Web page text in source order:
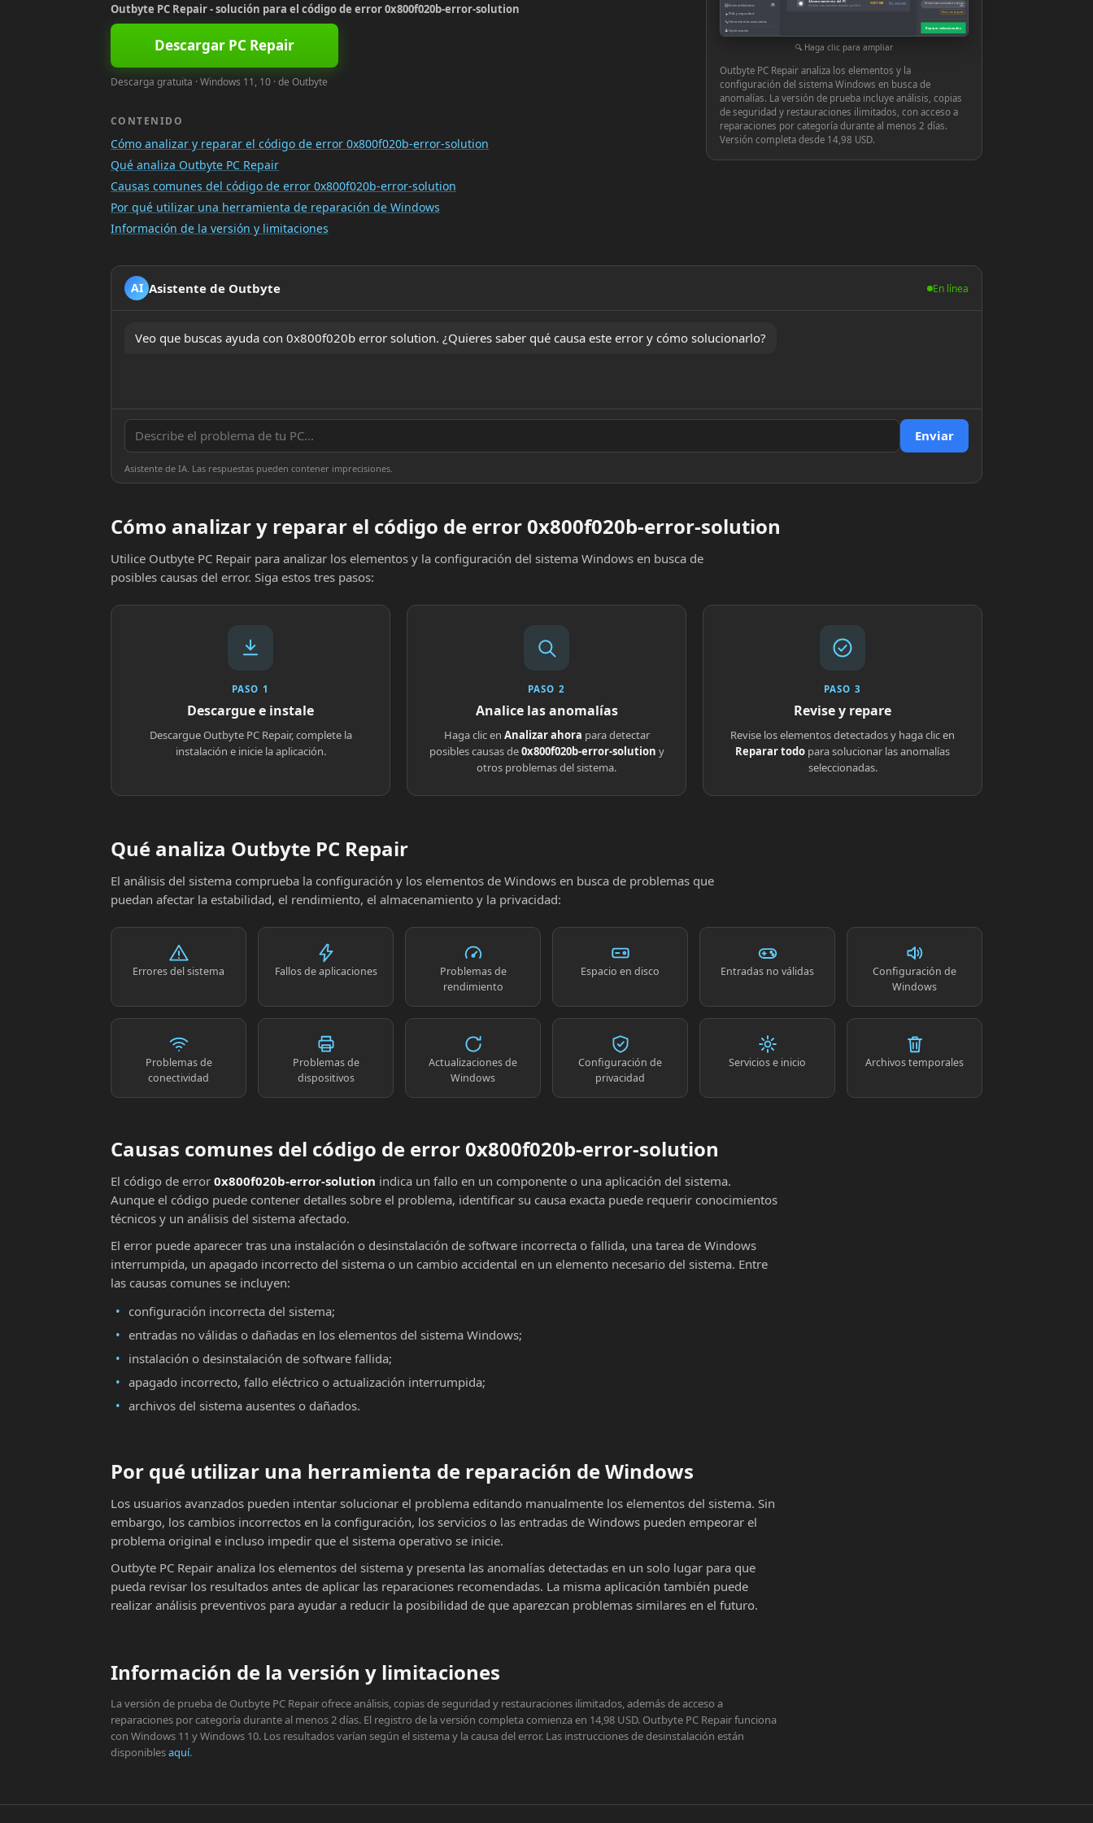
Outbyte PC Repair - solución para el código de error 0x800f020b-error-solution
Descargar PC Repair
Descarga gratuita · Windows 11, 10 · de Outbyte
CONTENIDO
Cómo analizar y reparar el código de error 0x800f020b-error-solution
Qué analiza Outbyte PC Repair
Causas comunes del código de error 0x800f020b-error-solution
Por qué utilizar una herramienta de reparación de Windows
Información de la versión y limitaciones
▤Vulnerabilidades 10
● PUA y seguridad
🔧Herramientas avanzadas
♟Optimización
◉ Archivos innecesarios dejados por Windows o las aplicaciones
939,71 MB Ver y reparar Herramientas avanzadas en tiempo
real
Hacer una pregunta
Reparar seleccionados
Haga clic para ampliar
Outbyte PC Repair analiza los elementos y la
configuración del sistema Windows en busca de
anomalías. La versión de prueba incluye análisis, copias
de seguridad y restauraciones ilimitados, con acceso a
reparaciones por categoría durante al menos 2 días.
Versión completa desde 14,98 USD.
AI Asistente de Outbyte En línea
Veo que buscas ayuda con 0x800f020b error solution. ¿Quieres saber qué causa este error y cómo solucionarlo?
Enviar
Asistente de IA. Las respuestas pueden contener imprecisiones.
Cómo analizar y reparar el código de error 0x800f020b-error-solution
Utilice Outbyte PC Repair para analizar los elementos y la configuración del sistema Windows en busca de
posibles causas del error. Siga estos tres pasos:
PASO 1
Descargue e instale
Descargue Outbyte PC Repair, complete la
instalación e inicie la aplicación.
PASO 2
Analice las anomalías
Haga clic en Analizar ahora para detectar
posibles causas de0x800f020b-error-solution y
otros problemas del sistema.
PASO 3
Revise y repare
Revise los elementos detectados y haga clic en
Reparar todo para solucionar las anomalías
seleccionadas.
Qué analiza Outbyte PC Repair
El análisis del sistema comprueba la configuración y los elementos de Windows en busca de problemas que
puedan afectar la estabilidad, el rendimiento, el almacenamiento y la privacidad:
Errores del sistema Fallos de aplicaciones
Problemas de
rendimiento
Espacio en disco Entradas no válidas
Configuración de
Windows
Problemas de
conectividad
Problemas de
dispositivos
Actualizaciones de
Windows
Configuración de
privacidad
Servicios e inicio Archivos temporales
Causas comunes del código de error 0x800f020b-error-solution
El código de error 0x800f020b-error-solution indica un fallo en un componente o una aplicación del sistema.
Aunque el código puede contener detalles sobre el problema, identificar su causa exacta puede requerir conocimientos
técnicos y un análisis del sistema afectado.
El error puede aparecer tras una instalación o desinstalación de software incorrecta o fallida, una tarea de Windows
interrumpida, un apagado incorrecto del sistema o un cambio accidental en un elemento necesario del sistema. Entre
las causas comunes se incluyen:
configuración incorrecta del sistema;
entradas no válidas o dañadas en los elementos del sistema Windows;
instalación o desinstalación de software fallida;
apagado incorrecto, fallo eléctrico o actualización interrumpida;
archivos del sistema ausentes o dañados.
Por qué utilizar una herramienta de reparación de Windows
Los usuarios avanzados pueden intentar solucionar el problema editando manualmente los elementos del sistema. Sin
embargo, los cambios incorrectos en la configuración, los servicios o las entradas de Windows pueden empeorar el
problema original e incluso impedir que el sistema operativo se inicie.
Outbyte PC Repair analiza los elementos del sistema y presenta las anomalías detectadas en un solo lugar para que
pueda revisar los resultados antes de aplicar las reparaciones recomendadas. La misma aplicación también puede
realizar análisis preventivos para ayudar a reducir la posibilidad de que aparezcan problemas similares en el futuro.
Información de la versión y limitaciones
La versión de prueba de Outbyte PC Repair ofrece análisis, copias de seguridad y restauraciones ilimitados, además de acceso a
reparaciones por categoría durante al menos 2 días. El registro de la versión completa comienza en 14,98 USD. Outbyte PC Repair funciona
con Windows 11 y Windows 10. Los resultados varían según el sistema y la causa del error. Las instrucciones de desinstalación están
disponiblesaquí.